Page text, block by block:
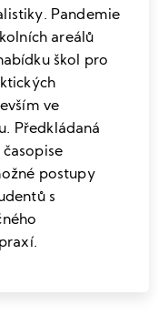
Pandemie
areálů
škol pro
ve
Předkládaná
postupy
s